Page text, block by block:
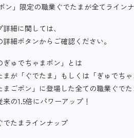
ン」限定の職業ぐでたまが全てライン
細に関しては、
細ボタンからご確認ください。
ゅでちゃまポン」とは
が「ぐでたま」もしくは「ぎゅでちゃ
ごポン」に登場した全ての職業ぐでた
の1.5倍にパワーアップ！
たまラインナップ